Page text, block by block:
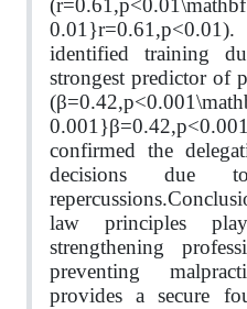
identified training
strongest predictor of
confirmed the
decisions
law principles
strengthening
preventing
provides a secure